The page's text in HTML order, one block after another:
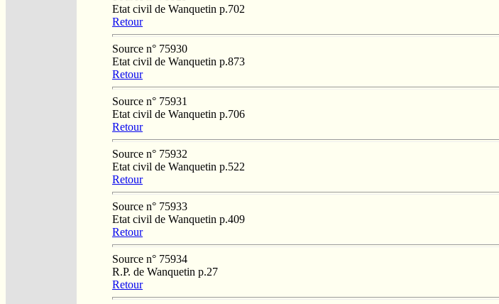
Etat civil de Wanquetin p.702
Retour
Source n° 75930
Etat civil de Wanquetin p.873
Retour
Source n° 75931
Etat civil de Wanquetin p.706
Retour
Source n° 75932
Etat civil de Wanquetin p.522
Retour
Source n° 75933
Etat civil de Wanquetin p.409
Retour
Source n° 75934
R.P. de Wanquetin p.27
Retour